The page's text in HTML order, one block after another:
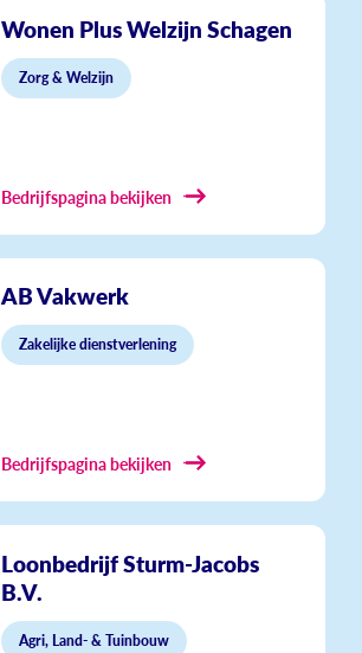
Wonen Plus Welzijn Schagen
Zorg & Welzijn
Bedrijfspagina bekijken
AB Vakwerk
Zakelijke dienstverlening
Bedrijfspagina bekijken
Loonbedrijf Sturm-Jacobs
B.V.
Agri, Land- & Tuinbouw